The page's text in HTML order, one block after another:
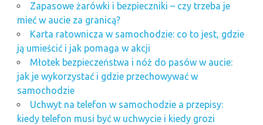
Zapasowe żarówki i bezpieczniki – czy trzeba je
mieć w aucie za granicą?
Karta ratownicza w samochodzie: co to jest, gdzie
ją umieścić i jak pomaga w akcji
Młotek bezpieczeństwa i nóż do pasów w aucie:
jak je wykorzystać i gdzie przechowywać w
samochodzie
Uchwyt na telefon w samochodzie a przepisy:
kiedy telefon musi być w uchwycie i kiedy grozi